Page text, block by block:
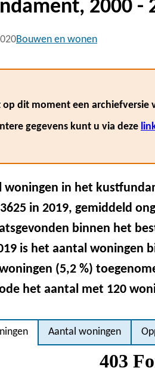
2000 -
Bouwen en wonen
dit moment een archiefversie
gegevens kunt u via deze
woningen in het
in 2019, gemiddeld
binnen het
is het aantal woningen
(5,2 %)
het aantal met 120
Aantal woningen